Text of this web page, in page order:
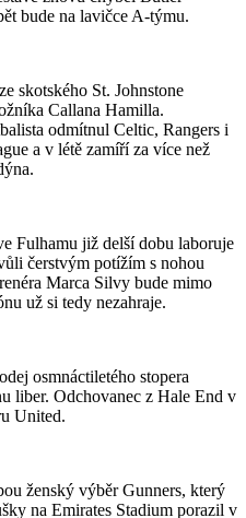
bude na lavičce A-týmu.
skotského St. Johnstone
Callana Hamilla.
odmítnul Celtic, Rangers i
a v létě zamíří za více než
Fulhamu již delší dobu laboruje
čerstvým potížím s nohou
Marca Silvy bude mimo
už si tedy nezahraje.
osmnáctiletého stopera
liber. Odchovanec z Hale End v
United.
ženský výběr Gunners, který
na Emirates Stadium porazil v